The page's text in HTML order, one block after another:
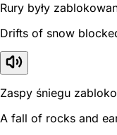
Rury były
Drifts of snow
Zaspy śniegu
A fall of rocks and